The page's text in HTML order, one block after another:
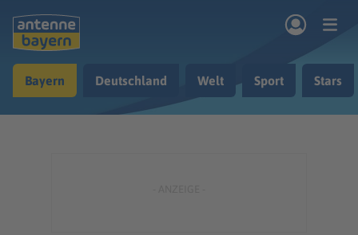
Musik & Radio
Bayern Deutschland Welt Sport Stars